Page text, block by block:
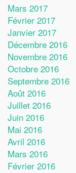
Mars 2017
Février 2017
Janvier 2017
Décembre 2016
Novembre 2016
Octobre 2016
Septembre 2016
Août 2016
Juillet 2016
Juin 2016
Mai 2016
Avril 2016
Mars 2016
Février 2016